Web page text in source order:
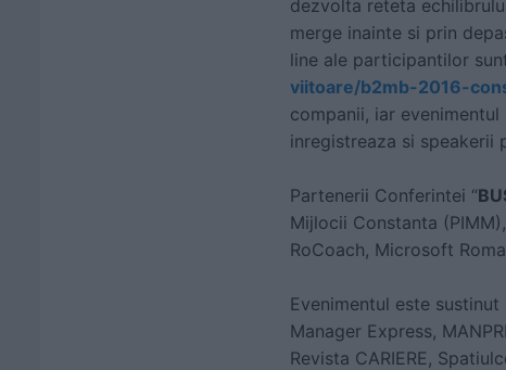
dezvolta reteta
merge inainte si prin
line ale participantilor
viitoare/b2mb-2016-
companii, iar
inregistreaza si speakerii
Partenerii Conferintei “
Mijlocii Constanta
RoCoach, Microsoft
Evenimentul este
Manager Express,
Revista CARIERE,